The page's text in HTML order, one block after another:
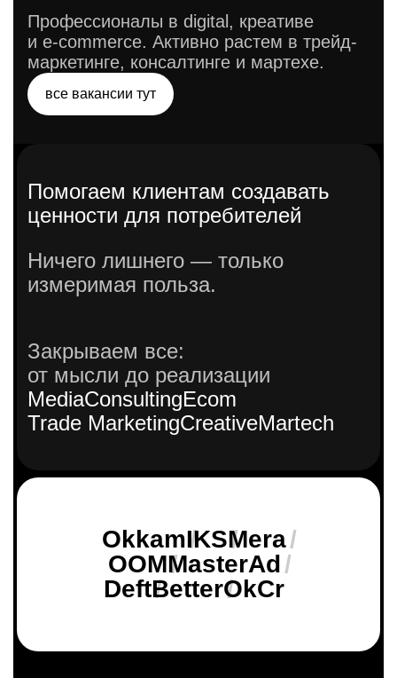
все вакансии тут
Профессионалы в digital, креативе
и e‑commerce. Активно растем в трейд-
маркетинге, консалтинге и мартехе.
Помогаем клиентам создавать
ценности для потребителей
Ничего лишнего — только
измеримая польза.
Закрываем все:
от мысли до реализации
MediaConsultingEcom
Trade MarketingCreativeMartech
Okkam/
IKS/
Mera/
OOM/
MasterAd/
Deft/
Better/
OkCr